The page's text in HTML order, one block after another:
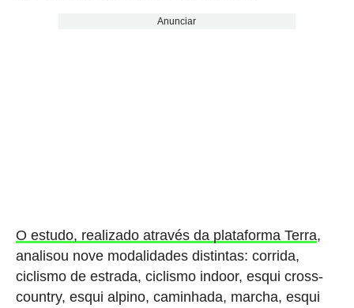
Anunciar
O estudo, realizado através da plataforma Terra,
analisou nove modalidades distintas: corrida,
ciclismo de estrada, ciclismo indoor, esqui cross-
country, esqui alpino, caminhada, marcha, esqui